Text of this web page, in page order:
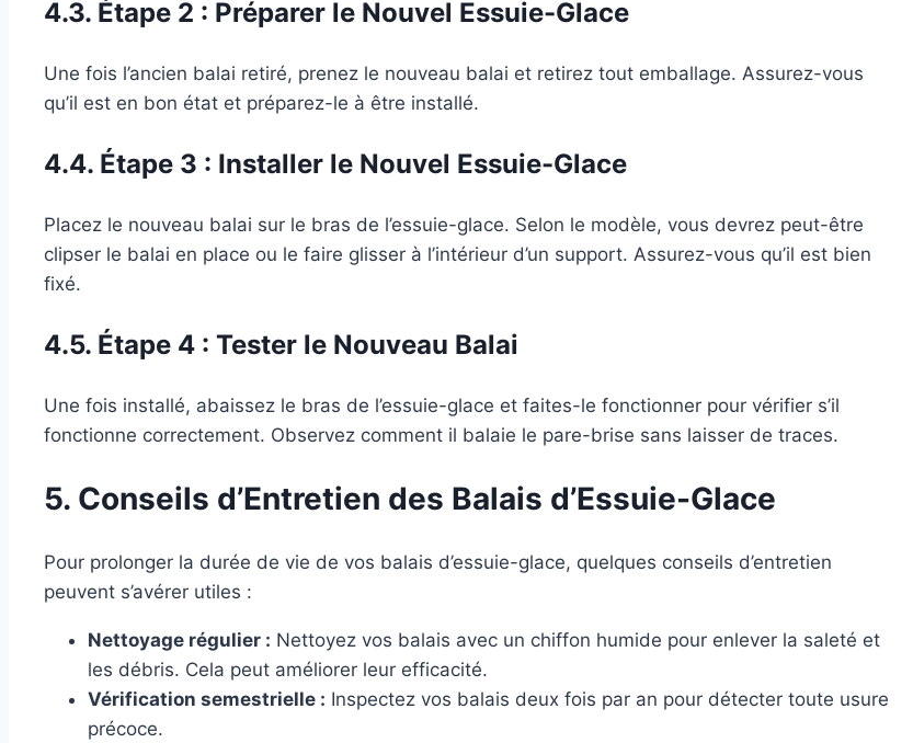
4.3. Étape 2 : Préparer le Nouvel Essuie-Glace
Une fois l’ancien balai retiré, prenez le nouveau balai et retirez tout emballage. Assurez-vous
qu’il est en bon état et préparez-le à être installé.
4.4. Étape 3 : Installer le Nouvel Essuie-Glace
Placez le nouveau balai sur le bras de l’essuie-glace. Selon le modèle, vous devrez peut-être
clipser le balai en place ou le faire glisser à l’intérieur d’un support. Assurez-vous qu’il est bien
fixé.
4.5. Étape 4 : Tester le Nouveau Balai
Une fois installé, abaissez le bras de l’essuie-glace et faites-le fonctionner pour vérifier s’il
fonctionne correctement. Observez comment il balaie le pare-brise sans laisser de traces.
5. Conseils d’Entretien des Balais d’Essuie-Glace
Pour prolonger la durée de vie de vos balais d’essuie-glace, quelques conseils d’entretien
peuvent s’avérer utiles :
Nettoyage régulier : Nettoyez vos balais avec un chiffon humide pour enlever la saleté et
les débris. Cela peut améliorer leur efficacité.
Vérification semestrielle : Inspectez vos balais deux fois par an pour détecter toute usure
précoce.